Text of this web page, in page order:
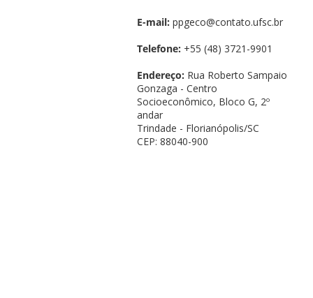
E-mail: ppgeco@contato.ufsc.br
Telefone: +55 (48) 3721-9901
Endereço: Rua Roberto Sampaio
Gonzaga - Centro
Socioeconômico, Bloco G, 2º
andar
Trindade - Florianópolis/SC
CEP: 88040-900